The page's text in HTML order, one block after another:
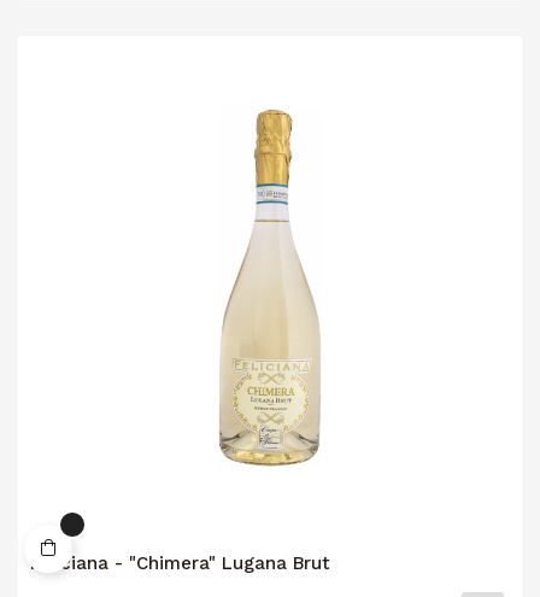
Feliciana - "Chimera" Lugana Brut